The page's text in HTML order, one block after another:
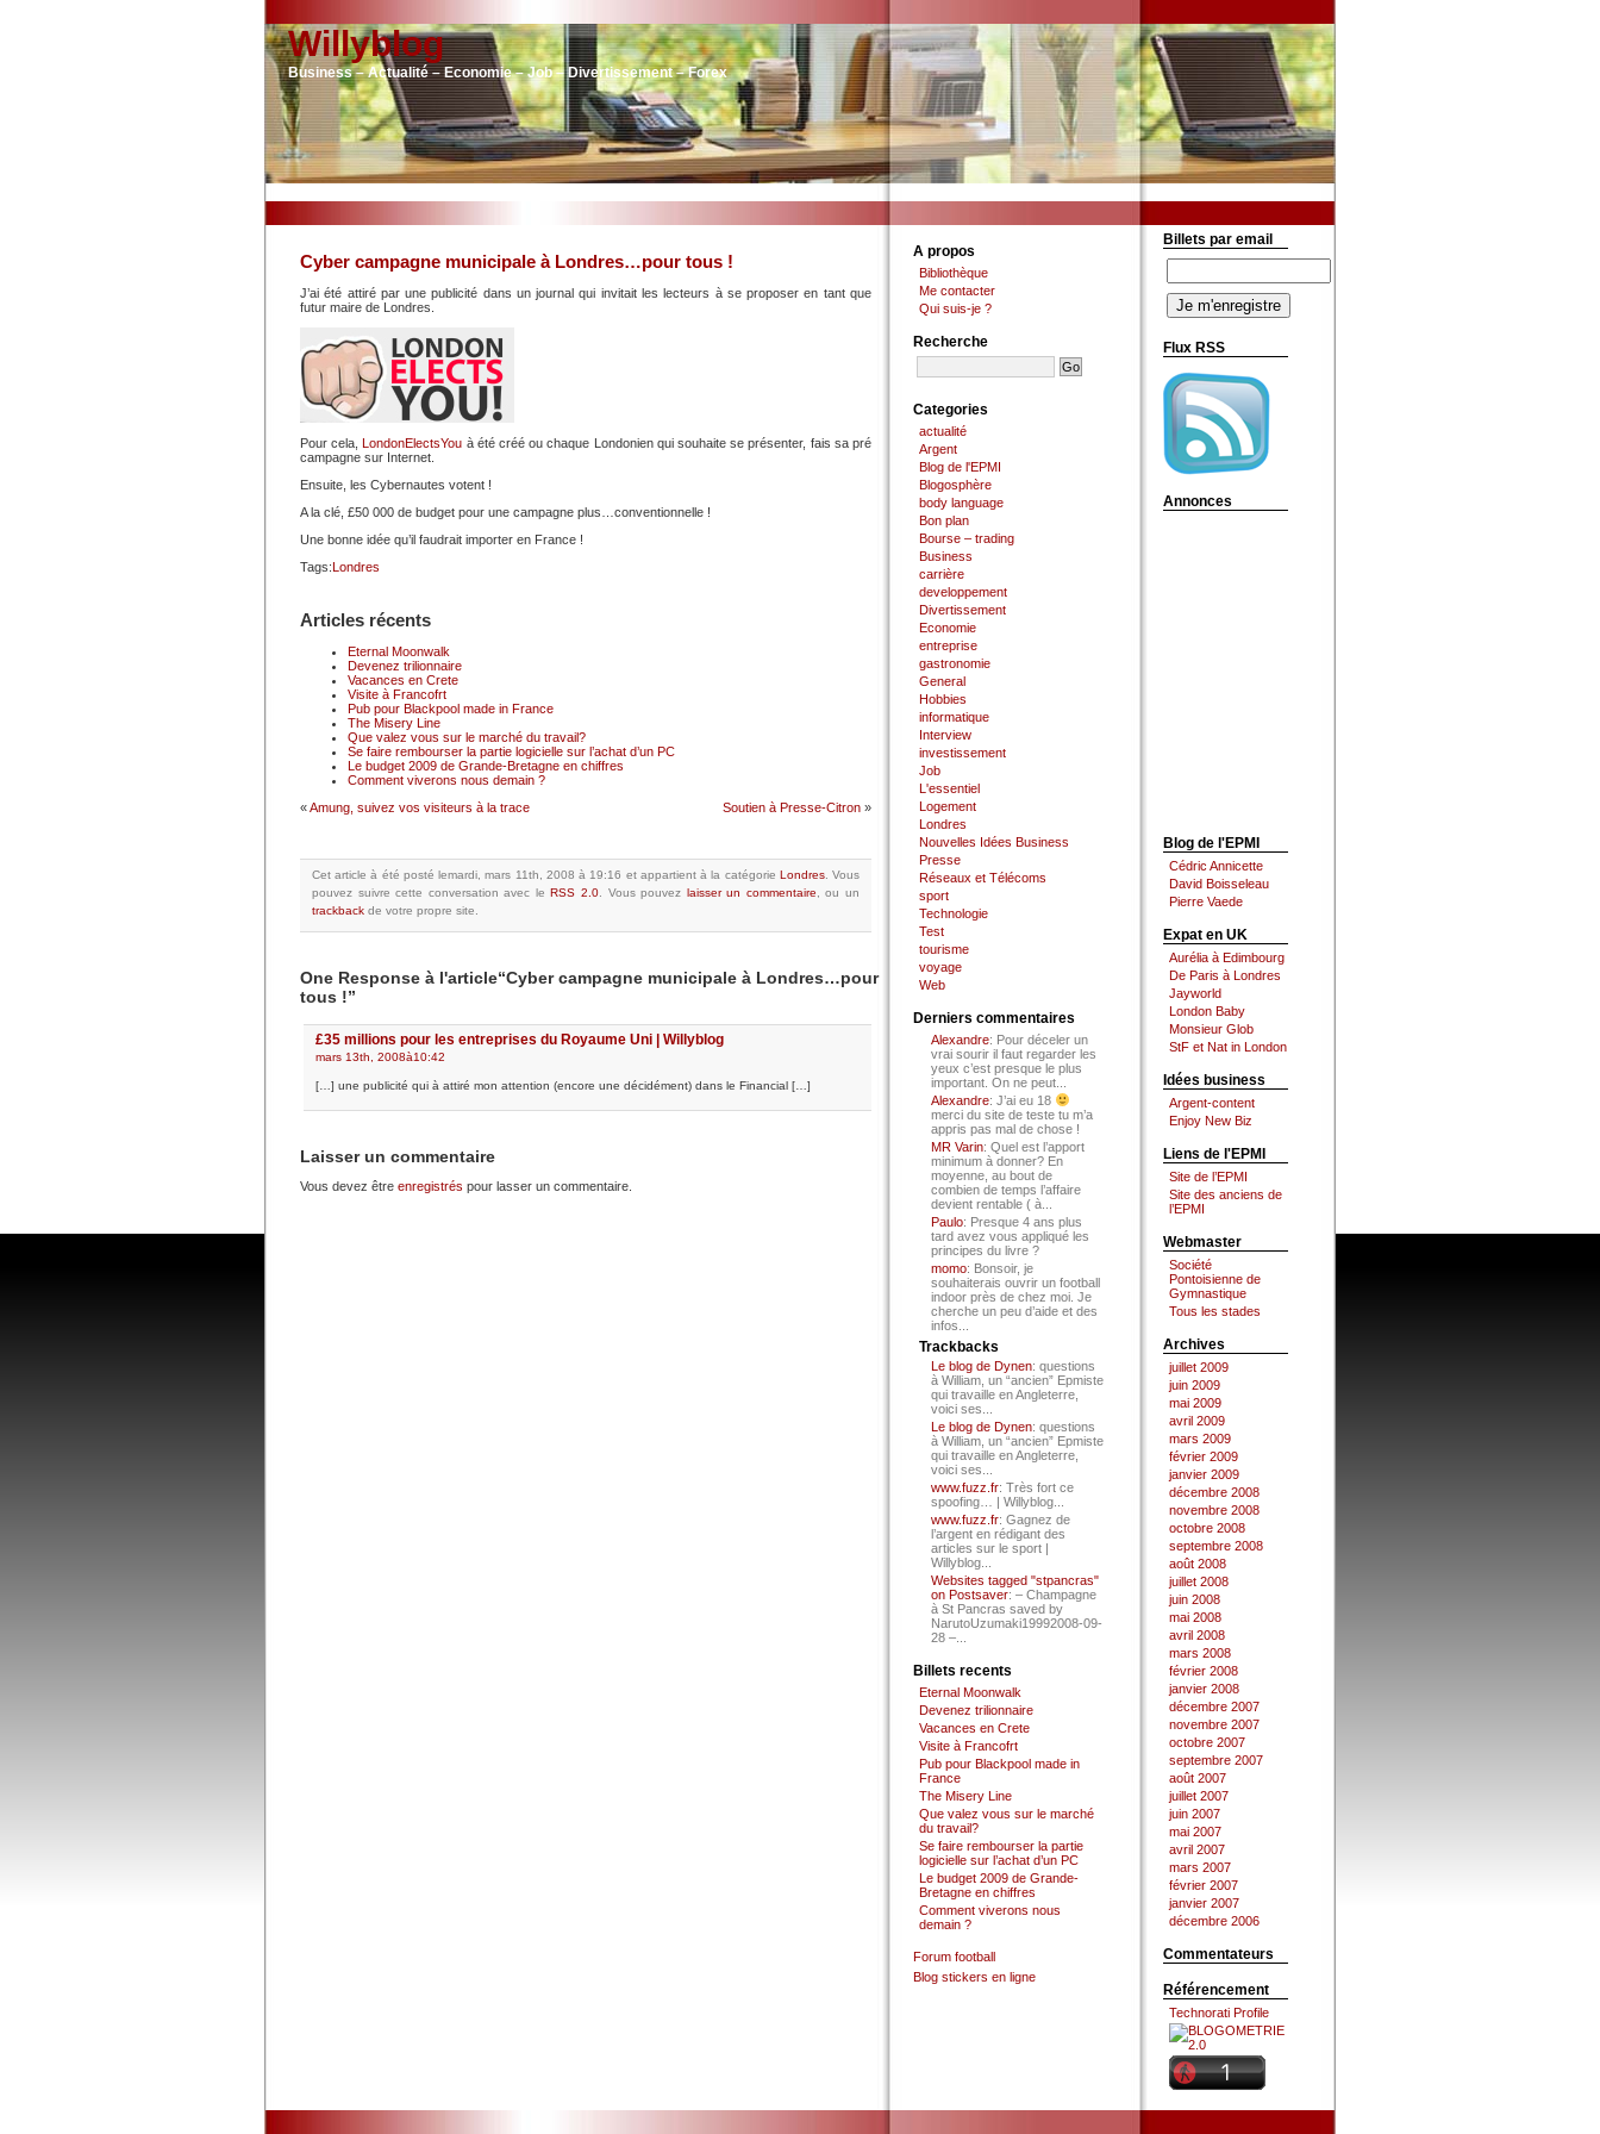
Willyblog
Business – Actualité – Economie – Job – Divertissement – Forex
Cyber campagne municipale à Londres…pour tous !
J’ai été attiré par une publicité dans un journal qui invitait les lecteurs à se proposer en tant que
futur maire de Londres.
Pour cela,LondonElectsYou à été créé ou chaque Londonien qui souhaite se présenter, fais sa pré
campagne sur Internet.
Ensuite, les Cybernautes votent !
A la clé, £50 000 de budget pour une campagne plus…conventionnelle !
Une bonne idée qu’il faudrait importer en France !
Tags:Londres
Articles récents
Eternal Moonwalk
Devenez trilionnaire
Vacances en Crete
Visite à Francofrt
Pub pour Blackpool made in France
The Misery Line
Que valez vous sur le marché du travail?
Se faire rembourser la partie logicielle sur l’achat d’un PC
Le budget 2009 de Grande-Bretagne en chiffres
Comment viverons nous demain ?
«Amung, suivez vos visiteurs à la trace Soutien à Presse-Citron »
Cet article à été posté lemardi, mars 11th, 2008 à 19:16 et appartient à la catégorie Londres.Vous
pouvez suivre cette conversation avec le RSS 2.0 Vous pouvez laisser un commentaire , ou un
trackback de votre propre site.
One Response à l'article“Cyber campagne municipale à Londres…pour
tous !”
£35 millions pour les entreprises du Royaume Uni | Willyblog
mars 13th, 2008à10:42
[…] une publicité qui à attiré mon attention (encore une décidément) dans le Financial […]
Laisser un commentaire
Vous devez être enregistrés pour lasser un commentaire.
A propos
Bibliothèque
Me contacter
Qui suis-je ?
Recherche
Categories
actualité
Argent
Blog de l'EPMI
Blogosphère
body language
Bon plan
Bourse – trading
Business
carrière
developpement
Divertissement
Economie
entreprise
gastronomie
General
Hobbies
informatique
Interview
investissement
Job
L'essentiel
Logement
Londres
Nouvelles Idées Business
Presse
Réseaux et Télécoms
sport
Technologie
Test
tourisme
voyage
Web
Derniers commentaires
Alexandre: Pour déceler un
vrai sourir il faut regarder les
yeux c’est presque le plus
important. On ne peut...
Alexandre: J’ai eu 18
merci du site de teste tu m’a
appris pas mal de chose !
MR Varin: Quel est l’apport
minimum à donner? En
moyenne, au bout de
combien de temps l’affaire
devient rentable ( à...
Paulo: Presque 4 ans plus
tard avez vous appliqué les
principes du livre ?
momo: Bonsoir, je
souhaiterais ouvrir un football
indoor près de chez moi. Je
cherche un peu d’aide et des
infos...
Trackbacks
Le blog de Dynen: questions
à William, un “ancien” Epmiste
qui travaille en Angleterre,
voici ses...
Le blog de Dynen: questions
à William, un “ancien” Epmiste
qui travaille en Angleterre,
voici ses...
www.fuzz.fr: Très fort ce
spoofing… | Willyblog...
www.fuzz.fr: Gagnez de
l’argent en rédigant des
articles sur le sport |
Willyblog...
Websites tagged "stpancras"
on Postsaver: – Champagne
à St Pancras saved by
NarutoUzumaki19992008-09-
28 –...
Billets recents
Eternal Moonwalk
Devenez trilionnaire
Vacances en Crete
Visite à Francofrt
Pub pour Blackpool made in
France
The Misery Line
Que valez vous sur le marché
du travail?
Se faire rembourser la partie
logicielle sur l’achat d’un PC
Le budget 2009 de Grande-
Bretagne en chiffres
Comment viverons nous
demain ?
Forum football
Blog stickers en ligne
Billets par email
Flux RSS
Annonces
Blog de l'EPMI
Cédric Annicette
David Boisseleau
Pierre Vaede
Expat en UK
Aurélia à Edimbourg
De Paris à Londres
Jayworld
London Baby
Monsieur Glob
StF et Nat in London
Idées business
Argent-content
Enjoy New Biz
Liens de l'EPMI
Site de l’EPMI
Site des anciens de
l’EPMI
Webmaster
Société
Pontoisienne de
Gymnastique
Tous les stades
Archives
juillet 2009
juin 2009
mai 2009
avril 2009
mars 2009
février 2009
janvier 2009
décembre 2008
novembre 2008
octobre 2008
septembre 2008
août 2008
juillet 2008
juin 2008
mai 2008
avril 2008
mars 2008
février 2008
janvier 2008
décembre 2007
novembre 2007
octobre 2007
septembre 2007
août 2007
juillet 2007
juin 2007
mai 2007
avril 2007
mars 2007
février 2007
janvier 2007
décembre 2006
Commentateurs
Référencement
Technorati Profile